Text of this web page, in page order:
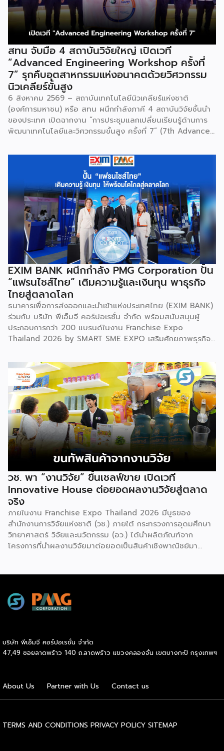
สทน จับมือ 4 สถาบันวิจัยใหญ่ เปิดเวที
“Advanced Engineering Workshop ครั้งที่
7” รุกคืบอุตสาหกรรมแห่งอนาคตด้วยวิศวกรรม
นิวเคลียร์ขั้นสูง
6 สิงหาคม 2569 – สถาบันเทคโนโลยีนิวเคลียร์แห่งชาติ
(องค์การมหาชน) หรือ สทน ผนึกกำลังภาคี 4 สถาบันวิจัยชั้นนำ
ของประเทศ เปิดฉากงาน “การประชุมแลกเปลี่ยนเรียนรู้ด้านการ
พัฒนาเทคโนโลยีและวิศวกรรมขั้นสูง ครั้งที่ 7” (7th Advanced
โดยมี สถาบันเทคโนโลยีนิวเคลียร์แห่งชาติ (องค์การมหาชน) หรือ
สทน. รับหน้าที่เป็นเจ้าภาพหลัก ณ สำนักงาน สทน. องครักษ์ เพื่อ
มุ่งระดมสมองวิศวกรและนักวิจัยไทยในการยกระดับเครื่องมือ
วิทยาศาสตร์ขั้นสูง และสร้างเสถียรภาพทางเทคโนโลยี
(National Resilience) ให้แก่ประเทศอย่างยั่งยืน ศ.ดร.ยศชนัน
วงศ์สวัสดิ์ รัฐมนตรีว่าการกระทรวง อว. ประธานในพิธีเปิดเปิดเผย
ว่า “การประชุมในครั้งนี้เป็นหมุดหมายสำคัญในการหลอมรวมความ
เชี่ยวชาญของ 4 สถาบันใหญ่ เพื่อขับเคลื่อนจากงานวิจัยพื้นฐาน
ไปสู่การสร้างมูลค่าเชิงอุตสาหกรรม โดยมุ่งสร้างเครือข่ายวิศวกร
สมรรถนะสูงที่จะเป็นฐานกำลังในการพัฒนาเทคโนโลยีเชิง
ยุทธศาสตร์ (Strategic Technologies) รองรับอุตสาหกรรม
แห่งอนาคต และพาประเทศก้าวทะยานสู่เวทีโลกได้อย่างภาคภูมิ”
ไฮไลต์สำคัญของการจัดงานในครั้งนี้ […]
EXIM BANK ผนึกกำลัง PMG Corporation ปั้น
“แฟรนไชส์ไทย” เติมความรู้และเงินทุน พาธุรกิจ
ไทยสู่ตลาดโลก
ธนาคารเพื่อการส่งออกและนำเข้าแห่งประเทศไทย (EXIM BANK)
ร่วมกับ บริษัท พีเอ็มจี คอร์ปอเรชั่น จำกัด พร้อมสนับสนุนผู้
ประกอบการกว่า 200 แบรนด์ในงาน Franchise Expo
Thailand 2026 by SMART SME EXPO เสริมศักยภาพธุรกิจ
บริหารธุรกิจ การวางแผนการเงิน และการบริหารความเสี่ยง
เตรียมความพร้อมสำหรับการขยายตลาดสู่ต่างประเทศ โดยการ
จัดงานครั้งนี้คาดว่าจะสร้างมูลค่าทางเศรษฐกิจราว 220 ล้านบาท
แฟรนไชส์ไม่ใช่เพียงโมเดลธุรกิจ แต่คือ โอกาสในการต่อยอด
แบรนด์ไทยให้ก้าวสู่ตลาดใหม่ EXIM BANK จึงผนึกกำลัง
พันธมิตร สนับสนุนผู้ประกอบการไทยให้พร้อม ขยายธุรกิจ สร้าง
แบรนด์ และเปิดตลาดต่างประเทศ EXIM BANK พร้อมร่วมเดิน
ทางสู่การเปิดตลาดใหม่ เพื่อพา “แฟรนไชส์ไทย” เติบโตไกลใน
ตลาดโลก ด้วยบทบาท Export Co-pilot ที่พร้อมเคียงข้าง
ธุรกิจไทยในทุกเส้นทาง
วช. พา “งานวิจัย” ขึ้นเชลฟ์ขาย เปิดเวที
Innovative House ต่อยอดผลงานวิจัยสู่ตลาด
จริง
ภายในงาน Franchise Expo Thailand 2026 มีบูธของ
สำนักงานการวิจัยแห่งชาติ (วช.) ภายใต้ กระทรวงการอุดมศึกษา
วิทยาศาสตร์ วิจัยและนวัตกรรม (อว.) ได้นำผลิตภัณฑ์จาก
โครงการที่นำผลงานวิจัยมาต่อยอดเป็นสินค้าเชิงพาณิชย์มา
ไทยตั้งแต่ต้นน้ำยันปลายน้ำ กิจกรรมที่นำมาจัดแสดงในบูธ
ครั้งนี้เป็นส่วนหนึ่งของทุนที่ วช. สนับสนุนภายใต้ชุดโครงการ
ไปพัฒนาต่อจนสามารถขายได้จริงในเชิงพาณิชย์ ไม่ใช่แค่งาน
วิจัยที่อยู่ในห้องแล็บ โดยสินค้าที่นำมาโชว์ในบูธจึงเป็นผลิตภัณฑ์
แปรรูปเป็นเมนูอาหาร-เครื่องดื่มให้ผู้ร่วมงานเห็นวิธีใช้งานจริง
โดยนำ ‘น้ำผึ้ง’ ที่ไม่ได้นำมาวางขายแบบเดิม ๆ แต่แปรรูปเป็น
สร้างประสบการณ์ให้คนในงานได้ทดลองสัมผัสสินค้าจริง และหาก
บริษัท พีเอ็มจี คอร์ปอเรชั่น จำกัด
47,49 ซอยลาดพร้าว 140 ถ.ลาดพร้าว แขวงคลองจั่น เขตบางกะปิ กรุงเทพฯ
About Us Partner with Us Contact us
TERMS AND CONDITIONS PRIVACY POLICY SITEMAP